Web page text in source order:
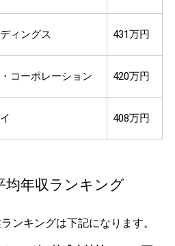
ィングス 431万円
コーポレーション 420万円
408万円
均年収ランキング
ンキングは下記になります。